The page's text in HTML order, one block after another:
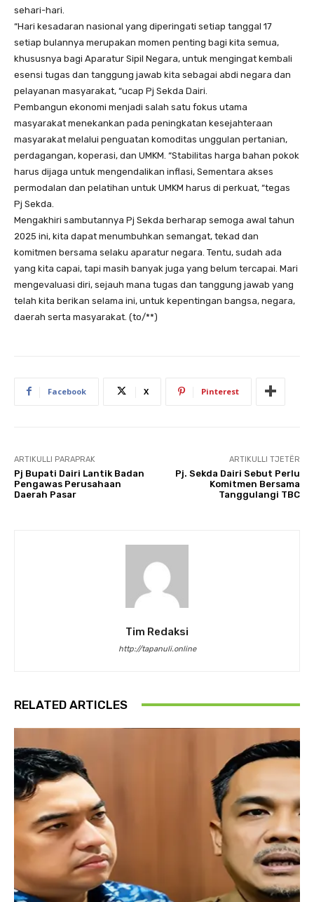
sehari-hari.
“Hari kesadaran nasional yang diperingati setiap tanggal 17
setiap bulannya merupakan momen penting bagi kita semua,
khususnya bagi Aparatur Sipil Negara, untuk mengingat kembali
esensi tugas dan tanggung jawab kita sebagai abdi negara dan
pelayanan masyarakat, “ucap Pj Sekda Dairi.
Pembangun ekonomi menjadi salah satu fokus utama
masyarakat menekankan pada peningkatan kesejahteraan
masyarakat melalui penguatan komoditas unggulan pertanian,
perdagangan, koperasi, dan UMKM. “Stabilitas harga bahan pokok
harus dijaga untuk mengendalikan inflasi, Sementara akses
permodalan dan pelatihan untuk UMKM harus di perkuat, “tegas
Pj Sekda.
Mengakhiri sambutannya Pj Sekda berharap semoga awal tahun
2025 ini, kita dapat menumbuhkan semangat, tekad dan
komitmen bersama selaku aparatur negara. Tentu, sudah ada
yang kita capai, tapi masih banyak juga yang belum tercapai. Mari
mengevaluasi diri, sejauh mana tugas dan tanggung jawab yang
telah kita berikan selama ini, untuk kepentingan bangsa, negara,
daerah serta masyarakat. (to/**)
Facebook X Pinterest
ARTIKULLI PARAPRAK
Pj Bupati Dairi Lantik Badan
Pengawas Perusahaan
Daerah Pasar
ARTIKULLI TJETËR
Pj. Sekda Dairi Sebut Perlu
Komitmen Bersama
Tanggulangi TBC
Tim Redaksi
http://tapanuli.online
RELATED ARTICLES